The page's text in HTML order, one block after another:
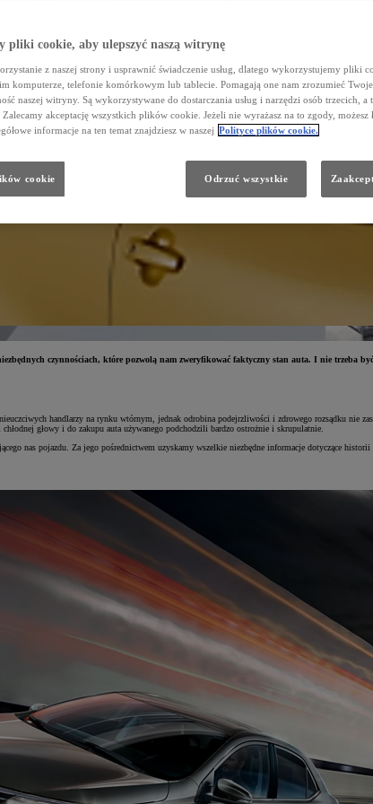
czynnościach, które pozwolą nam zweryfikować faktyczny stan auta. I nie trzeba
handlarzy na rynku wtórnym, jednak odrobina podejrzliwości i zdrowego rozsądku nie
głowy i do zakupu auta używanego podchodzili bardzo ostrożnie i skrupulatnie.
nas pojazdu. Za jego pośrednictwem uzyskamy wszelkie niezbędne informacje dotyczące
pliki cookie, aby ulepszyć naszą witrynę
z naszej strony i usprawnić świadczenie usług, dlatego wykorzystujemy pliki
komputerze, telefonie komórkowym lub tablecie. Pomagają one nam zrozumieć
naszej witryny. Są wykorzystywane do dostarczania usług i narzędzi osób trzecich, a
akceptację wszystkich plików cookie. Jeżeli nie wyrażasz na to zgody, możesz
informacje na ten temat znajdziesz w naszej Polityce plików cookie.
Odrzuć wszystkie
cookie